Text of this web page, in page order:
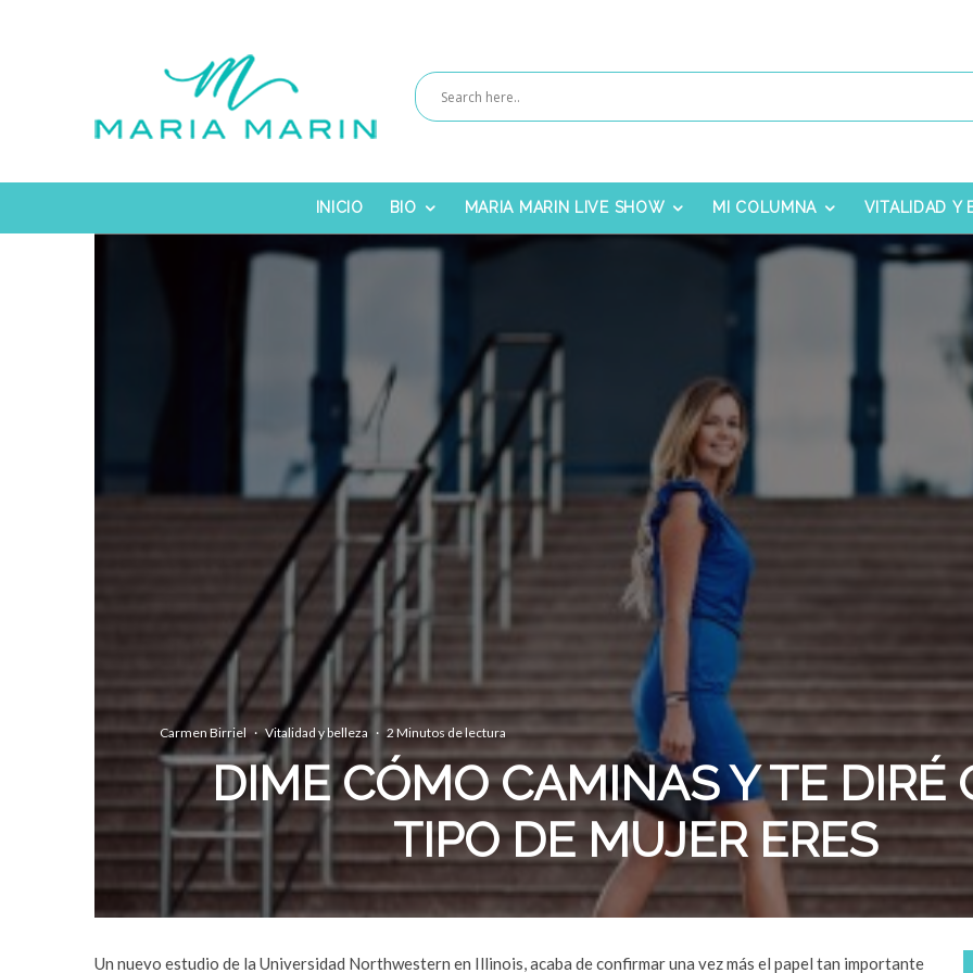
INICIO BIO MARIA MARIN LIVE SHOW MI COLUMNA VITALIDAD Y
Carmen Birriel · Vitalidad y belleza · 2 Minutos de lectura
DIME CÓMO CAMINAS Y TE DIRÉ
TIPO DE MUJER ERES
Un nuevo estudio de la Universidad Northwestern en Illinois, acaba de confirmar una vez más el papel tan importante